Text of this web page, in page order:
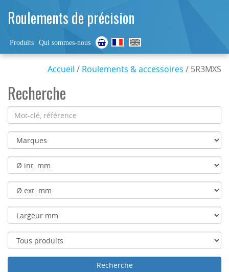
Roulements de précision
Produits Qui sommes-nous
Accueil / Roulements & accessoires / 5R3MXS
Recherche